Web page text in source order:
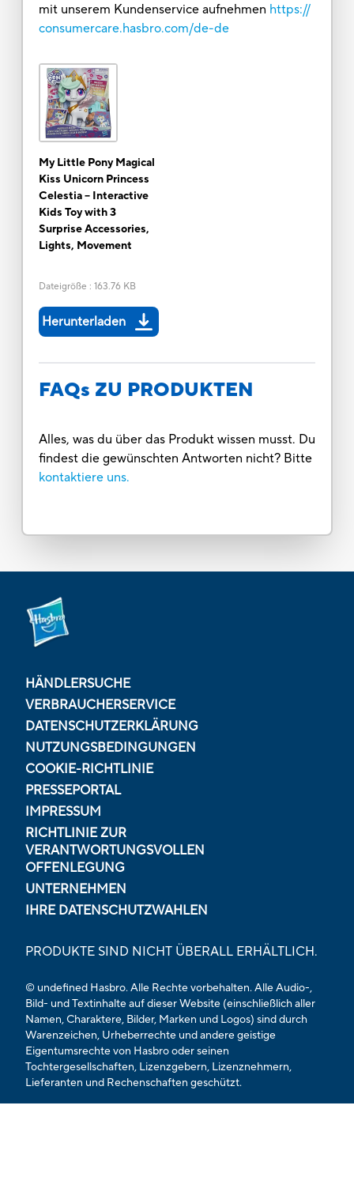
mit unserem Kundenservice aufnehmen https://
consumercare.hasbro.com/de-de
My Little Pony Magical
Kiss Unicorn Princess
Celestia -- Interactive
Kids Toy with 3
Surprise Accessories,
Lights, Movement
Dateigröße : 163.76 KB
Herunterladen
FAQs ZU PRODUKTEN
Alles, was du über das Produkt wissen musst. Du
findest die gewünschten Antworten nicht? Bitte
kontaktiere uns.
HÄNDLERSUCHE
VERBRAUCHERSERVICE
DATENSCHUTZERKLÄRUNG
NUTZUNGSBEDINGUNGEN
COOKIE-RICHTLINIE
PRESSEPORTAL
IMPRESSUM
RICHTLINIE ZUR
VERANTWORTUNGSVOLLEN
OFFENLEGUNG
UNTERNEHMEN
IHRE DATENSCHUTZWAHLEN
PRODUKTE SIND NICHT ÜBERALL ERHÄLTLICH.
© undefined Hasbro. Alle Rechte vorbehalten. Alle Audio-,
Bild- und Textinhalte auf dieser Website (einschließlich aller
Namen, Charaktere, Bilder, Marken und Logos) sind durch
Warenzeichen, Urheberrechte und andere geistige
Eigentumsrechte von Hasbro oder seinen
Tochtergesellschaften, Lizenzgebern, Lizenznehmern,
Lieferanten und Rechenschaften geschützt.